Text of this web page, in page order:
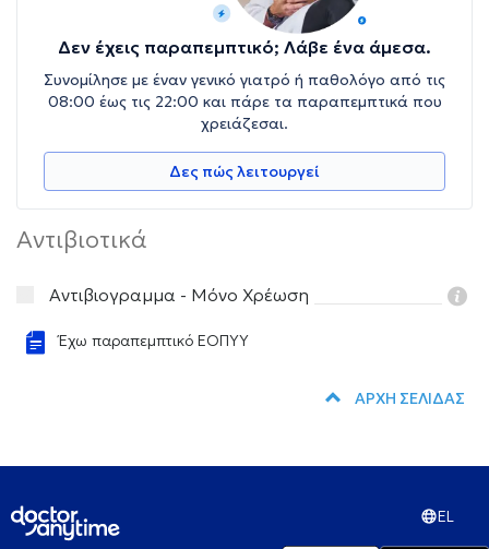
Δεν έχεις παραπεμπτικό; Λάβε ένα άμεσα.
Συνομίλησε με έναν γενικό γιατρό ή παθολόγο από τις
08:00 έως τις 22:00 και πάρε τα παραπεμπτικά που
χρειάζεσαι.
Δες πώς λειτουργεί
Αντιβιοτικά
Αντιβιογραμμα - Μόνο Χρέωση
Έχω παραπεμπτικό ΕΟΠΥΥ
ΑΡΧΗ ΣΕΛΙΔΑΣ
EL